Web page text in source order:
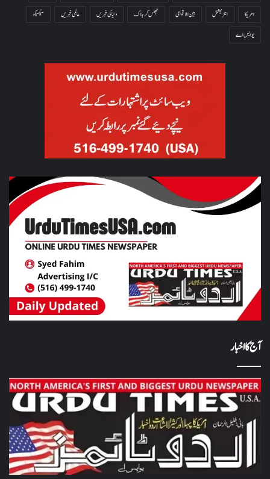
امریکا
انٹرنیشنل بین الاقوامی جھلس کر ہلاک دنیا کی خبریں عالمی خبریں
میکسیکو
یو ایس اے
آج کا اخبار